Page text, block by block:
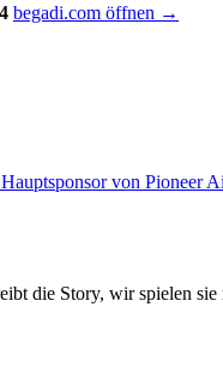
begadi.com öffnen →
die Story, wir spielen sie